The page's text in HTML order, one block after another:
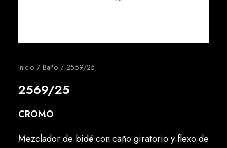
Inicio Baño 2569/25
2569/25
CROMO
Mezclador de bidé con caño giratorio y flexo de